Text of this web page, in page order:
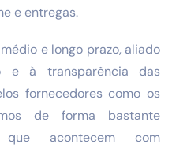
e entregas.
e longo prazo, aliado
e à transparência das
fornecedores como os
de forma bastante
acontecem com